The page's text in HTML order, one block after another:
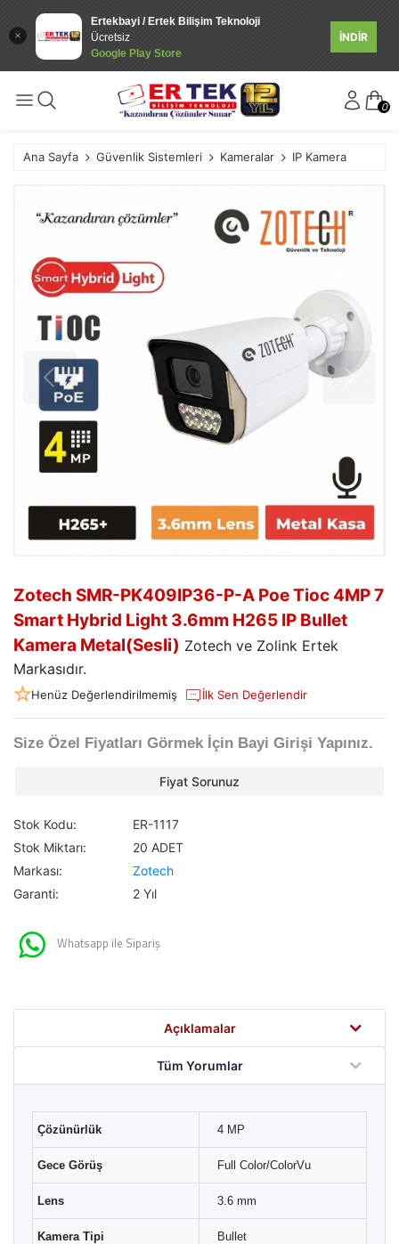
Ertekbayi / Ertek Bilişim Teknoloji
Ücretsiz
Google Play Store
İNDİR
0
Ana Sayfa Güvenlik Sistemleri Kameralar IP Kamera
Zotech SMR-PK409IP36-P-A Poe Tioc 4MP 7
Smart Hybrid Light 3.6mm H265 IP Bullet
Kamera Metal(Sesli) Zotech ve Zolink Ertek
Markasıdır.
Henüz Değerlendirilmemiş İlk Sen Değerlendir
Size Özel Fiyatları Görmek İçin Bayi Girişi Yapınız.
Fiyat Sorunuz
Stok Kodu:
ER-1117
Stok Miktarı:
20 ADET
Markası:
Zotech
Garanti:
2 Yıl
Whatsapp ile Sipariş
Açıklamalar
Tüm Yorumlar
Çözünürlük 4 MP
Gece Görüş Full Color/ColorVu
Lens 3.6 mm
Kamera Tipi Bullet